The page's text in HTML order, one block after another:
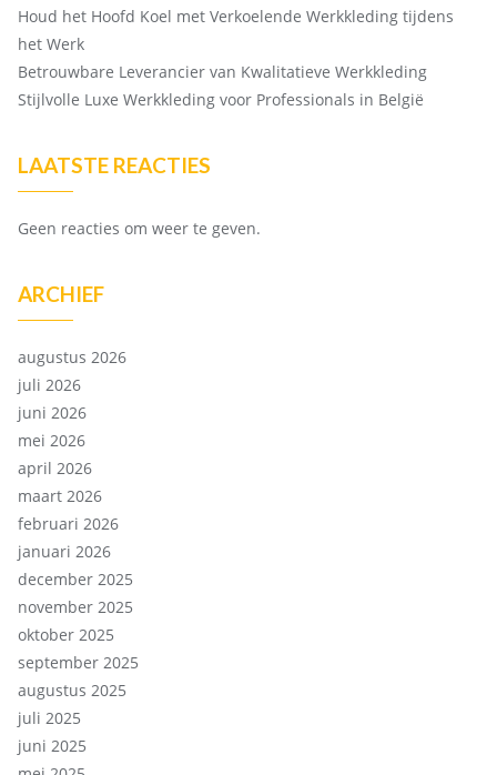
Houd het Hoofd Koel met Verkoelende Werkkleding tijdens
het Werk
Betrouwbare Leverancier van Kwalitatieve Werkkleding
Stijlvolle Luxe Werkkleding voor Professionals in België
LAATSTE REACTIES
Geen reacties om weer te geven.
ARCHIEF
augustus 2026
juli 2026
juni 2026
mei 2026
april 2026
maart 2026
februari 2026
januari 2026
december 2025
november 2025
oktober 2025
september 2025
augustus 2025
juli 2025
juni 2025